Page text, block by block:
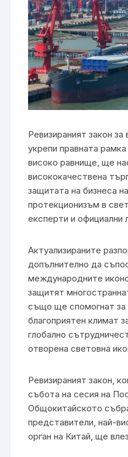
Ревизираният закон
укрепи правната
високо равнище, ще
висококачествена
защитата на бизнеса
протекционизъм в
експерти и официални
Актуализираните
допълнително да
международните
защитят
също ще спомогнат за
благоприятен климат
глобално
отворена световна
Ревизираният закон,
събота на сесия на
Общокитайското
представители, най-
орган на Китай, ще